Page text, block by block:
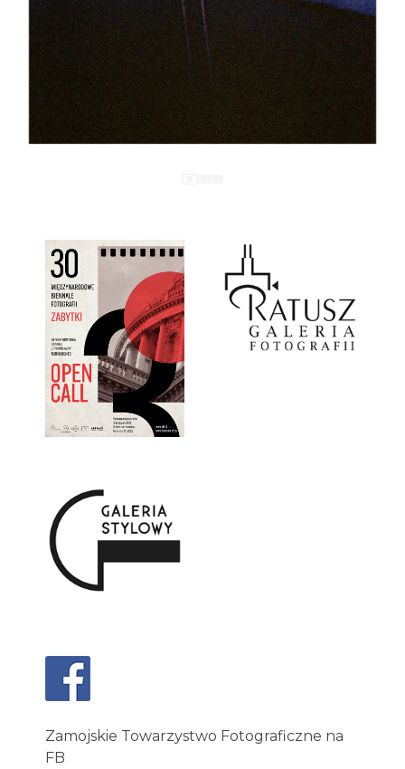
Zamojskie Towarzystwo Fotograficzne na
FB